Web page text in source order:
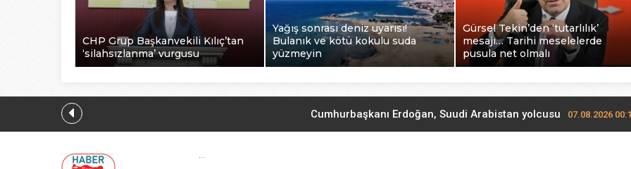
CHP Grup Başkanvekili Kılıç’tan
‘silahsızlanma’ vurgusu
Yağış sonrası deniz uyarısı!
Bulanık ve kötü kokulu suda
yüzmeyin
Gürsel Tekin’den ‘tutarlılık’
mesajı… Tarihi meselelerde
pusula net olmalı
Cumhurbaşkanı Erdoğan, Suudi Arabistan yolcusu 07.08.2026